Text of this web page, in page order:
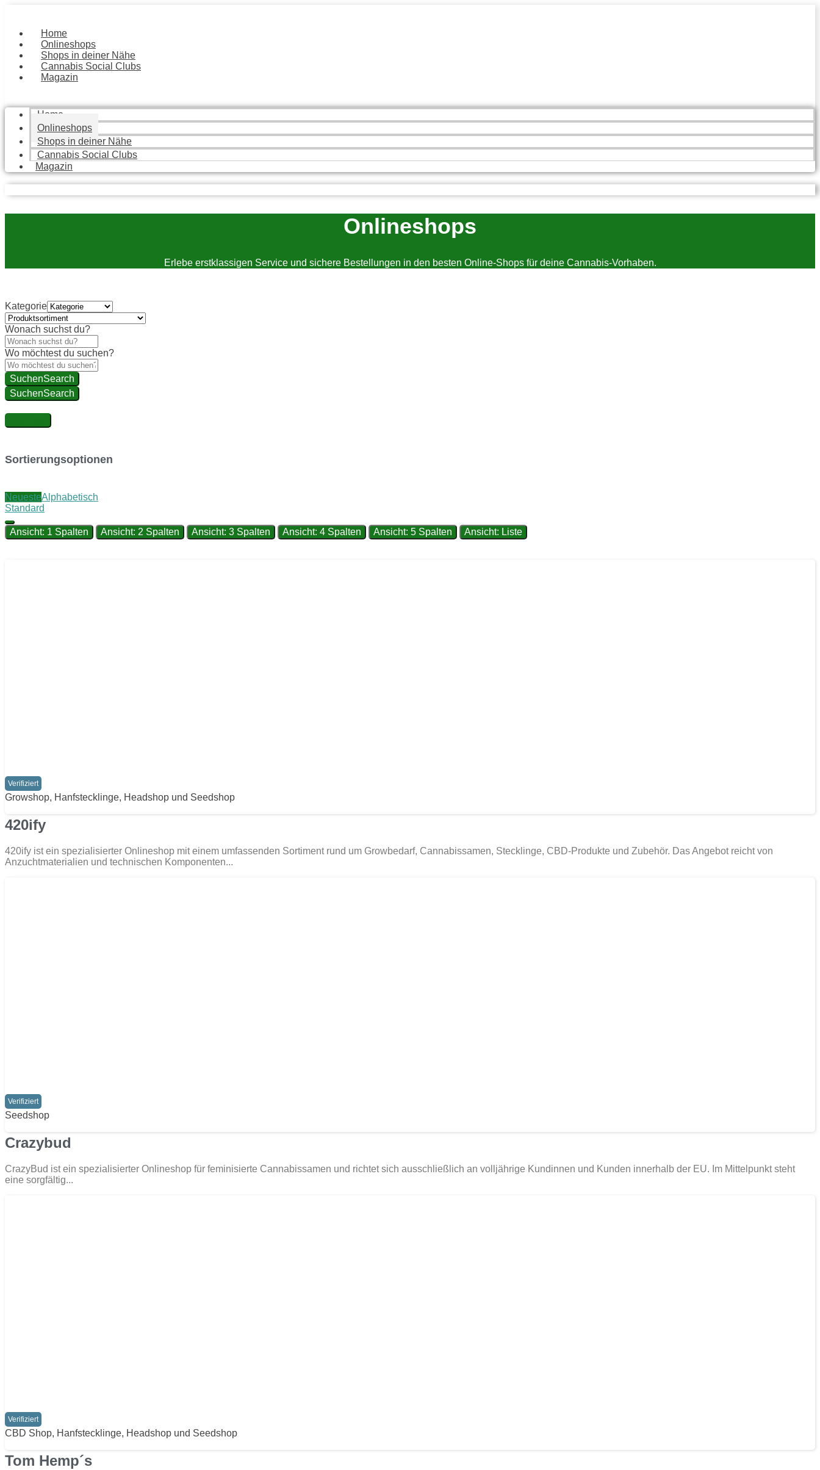
springenHome
Onlineshops
Shops in deiner Nähe
Cannabis Social Clubs
Magazin
Home
Onlineshops
Shops in deiner Nähe
Cannabis Social Clubs
Magazin
Onlineshops
Erlebe erstklassigen Service und sichere Bestellungen in den besten Online-Shops für deine Cannabis-Vorhaben.
Kategorie
Wonach suchst du?
Wo möchtest du suchen?
SuchenSearch
SuchenSearch
Sortierungsoptionen
NeuesteAlphabetisch
Standard
Ansicht: 1 Spalten Ansicht: 2 Spalten Ansicht: 3 Spalten Ansicht: 4 Spalten Ansicht: 5 Spalten Ansicht: Liste
Verifiziert
Growshop, Hanfstecklinge, Headshop und Seedshop
420ify
420ify ist ein spezialisierter Onlineshop mit einem umfassenden Sortiment rund um Growbedarf, Cannabissamen, Stecklinge, CBD-Produkte und Zubehör. Das Angebot reicht von
Anzuchtmaterialien und technischen Komponenten...
Verifiziert
Seedshop
Crazybud
CrazyBud ist ein spezialisierter Onlineshop für feminisierte Cannabissamen und richtet sich ausschließlich an volljährige Kundinnen und Kunden innerhalb der EU. Im Mittelpunkt steht
eine sorgfältig...
Verifiziert
CBD Shop, Hanfstecklinge, Headshop und Seedshop
Tom Hemp´s